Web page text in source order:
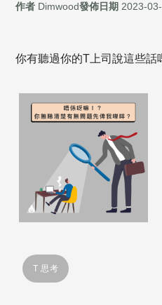
作者 Dimwood發佈日期 2023-
你有聽過你的T上司說這些話
T 思考